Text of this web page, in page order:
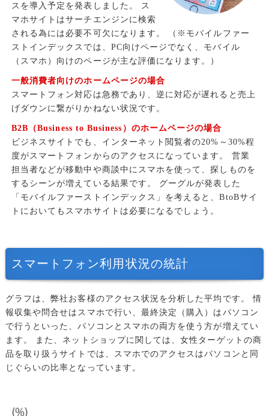
スを導入予定を発表しました。
ス
マホサイトはサーチエンジンに検索
される為には必要不可欠になります。
（※モバイルファー
ストインデックスでは、PC向けページでなく、モバイル
（スマホ）向けのページが主な評価になります。）
一般消費者向けのホームページの場合
スマートフォン対応は急務であり、逆に対応が遅れると売上
げダウンに繋がりかねない状況です。
B2B（Business to Business）のホームページの場合
ビジネスサイトでも、インターネット閲覧者の20%～30%程
度がスマートフォンからのアクセスになっています。
営業
担当者などが移動中や商談中にスマホを使って、探しものを
するシーンが増えている結果です。
グーグルが発表した
「モバイルファーストインデックス」を考えると、BtoBサイ
トにおいてもスマホサイトは必要になるでしょう。
スマートフォン利用状況の統計
グラフは、弊社お客様のアクセス状況を分析した平均です。
情
報収集や問合せはスマホで行い、最終決定（購入）はパソコン
で行うといった、パソコンとスマホの両方を使う方が増えてい
ます。
また、ネットショップに関しては、女性ターゲットの商
品を取り扱うサイトでは、スマホでのアクセスはパソコンと同
じぐらいの比率となっています。